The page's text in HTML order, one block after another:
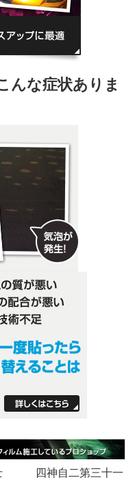
んな症状ありま
士 四神自二第三十一